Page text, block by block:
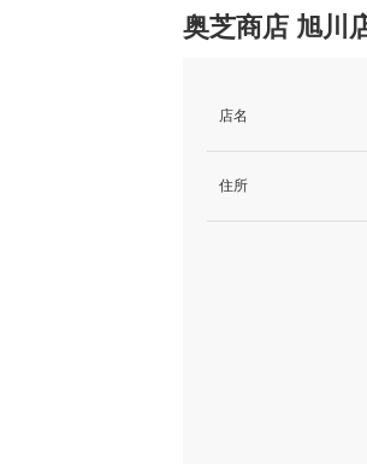
奥芝商店 旭川
店名
住所